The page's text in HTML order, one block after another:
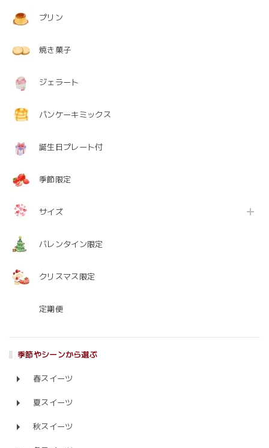
プリン
焼き菓子
ジェラート
パンケーキミックス
誕生日プレート付
季節限定
サイズ
バレンタイン限定
クリスマス限定
定期便
季節やシーンから選ぶ
春スイーツ
夏スイーツ
秋スイーツ